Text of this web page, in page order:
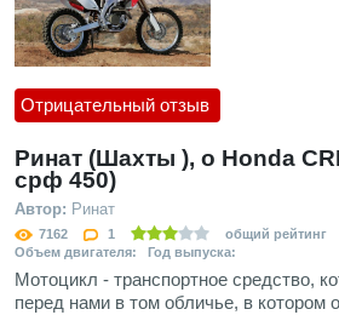
Отрицательный отзыв
Ринат (Шахты ), о Honda
срф 450)
Автор: Ринат
7162 1
общий рейтинг
Объем двигателя: Год выпуска:
Мотоцикл - транспортное средство,
перед нами в том обличье, в котором